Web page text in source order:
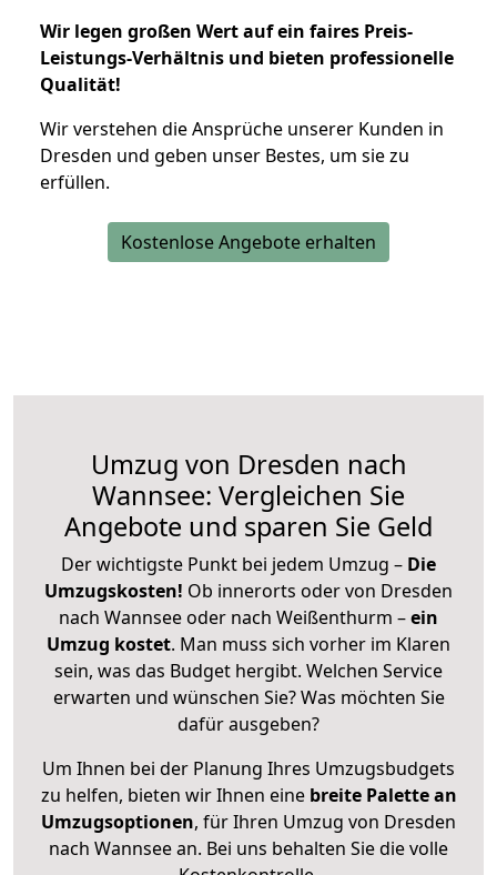
Wir legen großen Wert auf ein faires Preis-
Leistungs-Verhältnis und bieten professionelle
Qualität!
Wir verstehen die Ansprüche unserer Kunden in
Dresden und geben unser Bestes, um sie zu
erfüllen.
Kostenlose Angebote erhalten
Umzug von Dresden nach
Wannsee: Vergleichen Sie
Angebote und sparen Sie Geld
Der wichtigste Punkt bei jedem Umzug – Die
Umzugskosten! Ob innerorts oder von Dresden
nach Wannsee oder nach Weißenthurm –ein
Umzug kostet. Man muss sich vorher im Klaren
sein, was das Budget hergibt. Welchen Service
erwarten und wünschen Sie? Was möchten Sie
dafür ausgeben?
Um Ihnen bei der Planung Ihres Umzugsbudgets
zu helfen, bieten wir Ihnen eine breite Palette an
Umzugsoptionen, für Ihren Umzug von Dresden
nach Wannsee an. Bei uns behalten Sie die volle